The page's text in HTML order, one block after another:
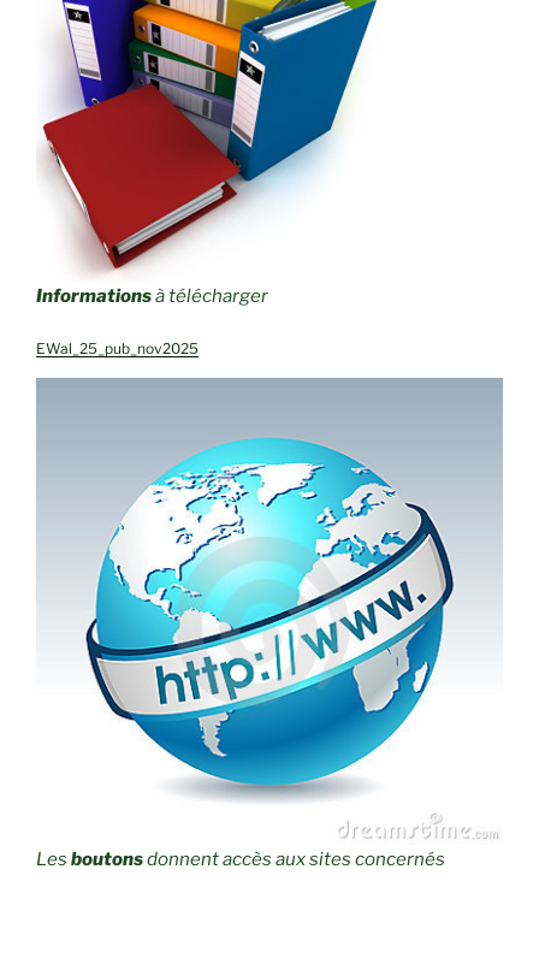
Informationsà télécharger
EWal_25_pub_nov2025
Les boutonsdonnent accès aux sites concernés